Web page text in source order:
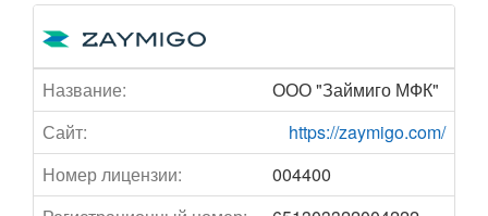
Название:
ООО "Займиго МФК"
Сайт:
https://zaymigo.com/
Номер лицензии:
004400